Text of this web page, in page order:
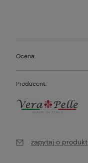
Ocena:
Producent:
zapytaj o produkt